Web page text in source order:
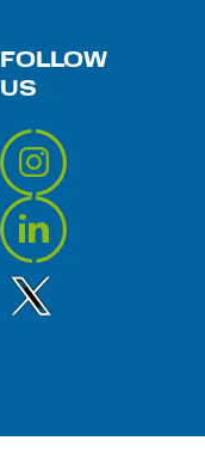
FOLLOW
US